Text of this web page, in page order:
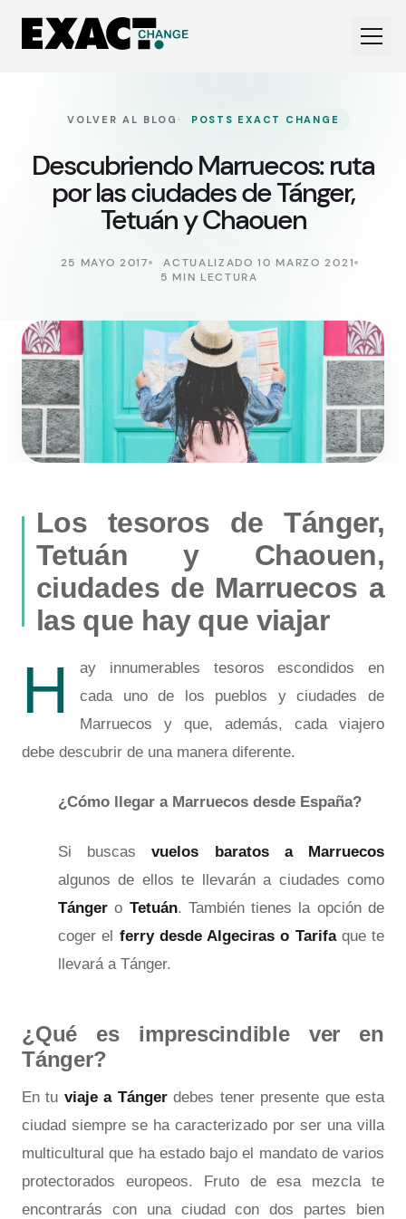
VOLVER AL BLOG · POSTS EXACT CHANGE
Descubriendo Marruecos: ruta
por las ciudades de Tánger,
Tetuán y Chaouen
25 MAYO 2017
ACTUALIZADO 10 MARZO 2021
5 MIN LECTURA
Los tesoros de Tánger,
Tetuán y Chaouen,
ciudades de Marruecos a
las que hay que viajar
H
ay innumerables tesoros escondidos en
cada uno de los pueblos y ciudades de
Marruecos y que, además, cada viajero
debe descubrir de una manera diferente.
¿Cómo llegar a Marruecos desde España?
Si buscasvuelos baratos a Marruecos
algunos de ellos te llevarán a ciudades como
Tángero Tetuán. También tienes la opción de
coger el ferry desde Algeciras o Tarifa que te
llevará a Tánger.
¿Qué es imprescindible ver en
Tánger?
En tu viaje a Tángerdebes tener presente que esta
ciudad siempre se ha caracterizado por ser una villa
multicultural que ha estado bajo el mandato de varios
protectorados europeos. Fruto de esa mezcla te
encontrarás con una ciudad con dos partes bien